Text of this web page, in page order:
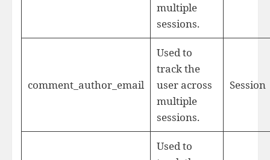
multiple
sessions.
comment_author_email
Used to
track the
user across
multiple
sessions.
Session
Used to